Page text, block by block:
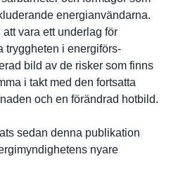
energianvä­ndarna.
vara ett underlag för
tryggheten i energiförs­
bild av de risker som finns
i takt med den fortsatta
och en förändrad hotbild.
sedan denna publikatio­n
nyare